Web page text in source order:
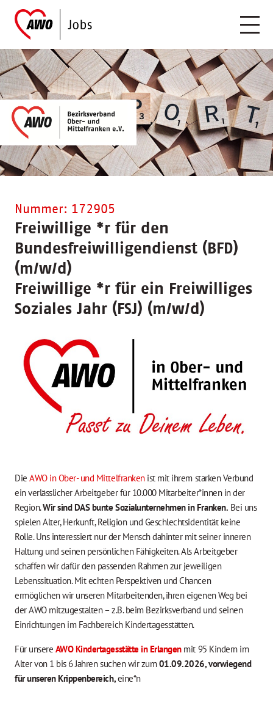
Nummer: 172905
Freiwillige *r für den
Bundesfreiwilligendienst (BFD)
(m/w/d)
Freiwillige *r für ein Freiwilliges
Soziales Jahr (FSJ) (m/w/d)
DieAWO in Ober- und Mittelfrankenist mit ihrem starken Verbund
ein verlässlicher Arbeitgeber für 10.000 Mitarbeiter*innen in der
Region.Wir sind DAS bunte Sozialunternehmen in Franken. Bei uns
spielen Alter, Herkunft, Religion und Geschlechtsidentität keine
Rolle. Uns interessiert nur der Mensch dahinter mit seiner inneren
Haltung und seinen persönlichen Fähigkeiten. Als Arbeitgeber
schaffen wir dafür den passenden Rahmen zur jeweiligen
Lebenssituation. Mit echten Perspektiven und Chancen
ermöglichen wir unseren Mitarbeitenden, ihren eigenen Weg bei
der AWO mitzugestalten – z.B. beim Bezirksverband und seinen
Einrichtungen im Fachbereich Kindertagesstätten.
Für unsere AWO Kindertagesstätte in Erlangenmit 95 Kindern im
Alter von 1 bis 6 Jahren suchen wir zum01.09.2026, vorwiegend
für unseren Krippenbereich,eine*n